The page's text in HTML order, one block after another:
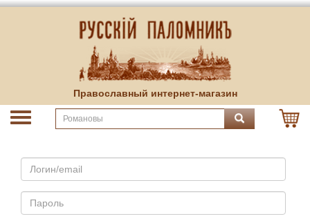
Православный интернет-магазин
Email
Пароль